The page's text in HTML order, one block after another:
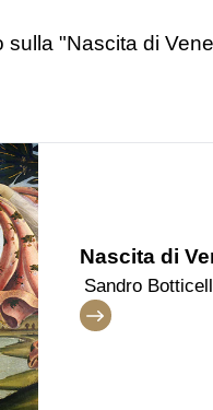
"Nascita di
Nascita di
Sandro